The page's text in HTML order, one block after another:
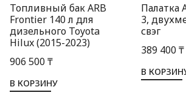
Топливный бак ARB
Frontier 140 л для
дизельного Toyota
Hilux (2015-2023)
906 500 ₸
В КОРЗИНУ
Палатка
3,
свэг
389 400 ₸
В